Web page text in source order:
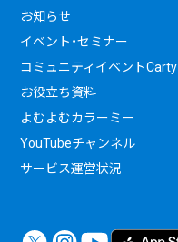
お知らせ
イベント・セミナー
コミュニティイベントCarty
お役立ち資料
よむよむカラーミー
YouTubeチャンネル
サービス運営状況